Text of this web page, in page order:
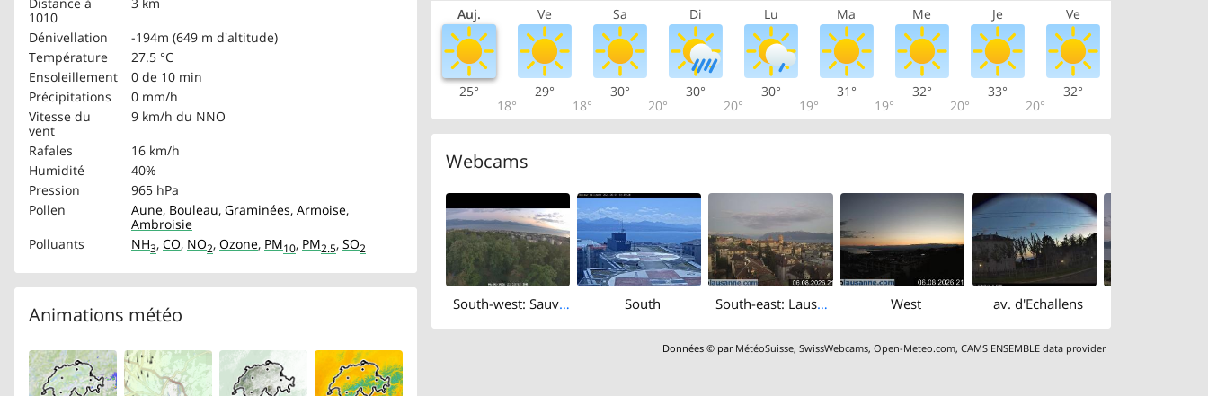
1010
Dénivellation
-194m (649 m d'altitude)
Température
27.5 °C
Ensoleillement
0 de 10 min
Précipitations
0 mm/h
Vitesse du
vent
9 km/h du NNO
Rafales
16 km/h
Humidité
40%
Pression
965 hPa
Pollen
Aune, Bouleau, Graminées, Armoise,
Ambroisie
Polluants
NH3, CO, NO2, Ozone, PM10, PM2.5, SO2
Animations météo
Auj. Ve Sa Di Lu Ma Me Je Ve
25°
18°
29°
18°
30°
20°
30°
20°
30°
19°
31°
19°
32°
20°
33°
20°
32°
Webcams
South-west: Sauvabelin Tower South South-east: Lausanne Cathedral - Lake Geneva - Les Jumelles West av. d'Echallens
Données © par MétéoSuisse,SwissWebcams,Open-Meteo.com,CAMS ENSEMBLE data provider